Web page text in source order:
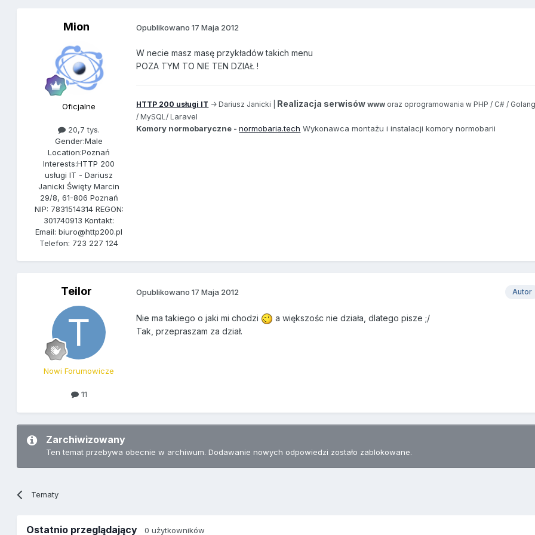
Mion
Oficjalne
20,7 tys.
Gender:Male
Location:Poznań
Interests:HTTP 200
usługi IT - Dariusz
Janicki Święty Marcin
29/8, 61-806 Poznań
NIP: 7831514314 REGON:
301740913 Kontakt:
Email: biuro@http200.pl
Telefon: 723 227 124
Opublikowano17 Maja 2012
W necie masz masę przykładów takich menu
POZA TYM TO NIE TEN DZIAŁ !
HTTP 200 usługi IT -> Dariusz Janicki | Realizacja serwisów www oraz oprogramowania w PHP / C# /
/ MySQL/ Laravel
Komory normobaryczne -normobaria.tech Wykonawca montażu i instalacji komory normobarii
Teilor
Nowi Forumowicze
11
Autor
Opublikowano17 Maja 2012
Nie ma takiego o jaki mi chodzi
a większośc nie działa, dlatego pisze ;/
Tak, przepraszam za dział.
Zarchiwizowany
Ten temat przebywa obecnie w archiwum. Dodawanie nowych odpowiedzi zostało zablokowane.
Tematy
Ostatnio przeglądający0 użytkowników